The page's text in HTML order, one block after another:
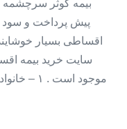
بیمه کوثر
پیش پرداخت و سود
اقساطی بسیار
سایت خرید بیمه
موجود است